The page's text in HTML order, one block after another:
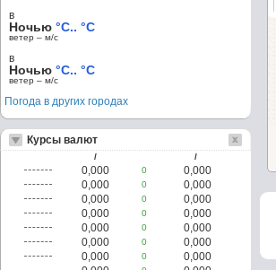
в
Ночью °C.. °C
ветер – м/c
в
Ночью °C.. °C
ветер – м/c
Погода в других городах
Курсы валют
/ /
0,000 0
0,000
0,000
0
0,000
0,000
0
0,000
0,000
0
0,000
0,000
0
0,000
0,000
0
0,000
0,000
0
0,000